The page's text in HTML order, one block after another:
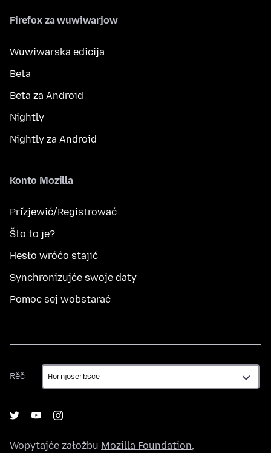
Firefox za wuwiwarjow
Wuwiwarska edicija
Beta
Beta za Android
Nightly
Nightly za Android
Konto Mozilla
Přizjewić/Registrować
Što to je?
Hesło wróćo stajić
Synchronizujće swoje daty
Pomoc sej wobstarać
Rěč
Rěč
Wopytajće załožbu Mozilla Foundation,